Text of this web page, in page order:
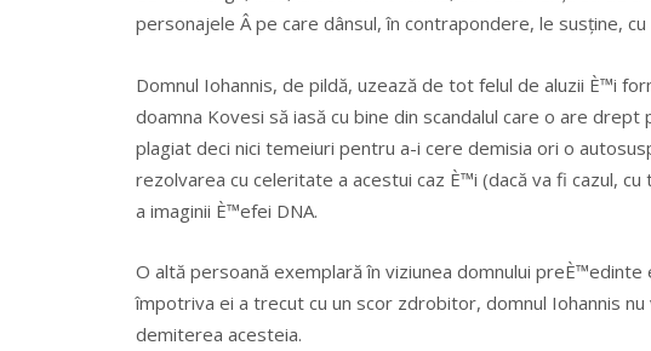
personajele Â pe care dânsul, în contrapondere, le susține,
Domnul Iohannis, de pildă, uzează de tot felul de aluzii È™i
doamna Kovesi să iasă cu bine din scandalul care o are
plagiat deci nici temeiuri pentru a-i cere demisia ori o
rezolvarea cu celeritate a acestui caz È™i (dacă va fi cazul, cu
a imaginii È™efei DNA.
O altă persoană exemplară în viziunea domnului preÈ™edinte
împotriva ei a trecut cu un scor zdrobitor, domnul Iohannis
demiterea acesteia.